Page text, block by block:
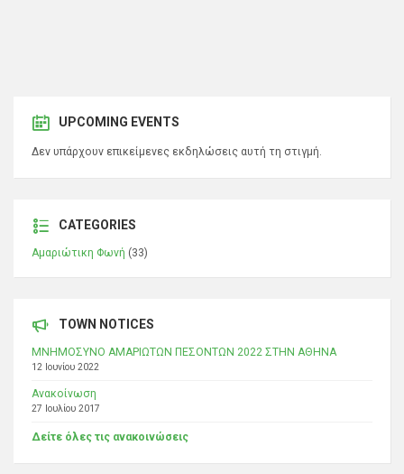
UPCOMING EVENTS
Δεν υπάρχουν επικείμενες εκδηλώσεις αυτή τη στιγμή.
CATEGORIES
Αμαριώτικη Φωνή (33)
TOWN NOTICES
ΜΝΗΜΟΣΥΝΟ ΑΜΑΡΙΩΤΩΝ ΠΕΣΟΝΤΩΝ 2022 ΣΤΗΝ ΑΘΗΝΑ
12 Ιουνίου 2022
Ανακοίνωση
27 Ιουλίου 2017
Δείτε όλες τις ανακοινώσεις